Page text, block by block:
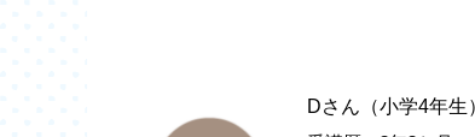
Dさん（小学4年生